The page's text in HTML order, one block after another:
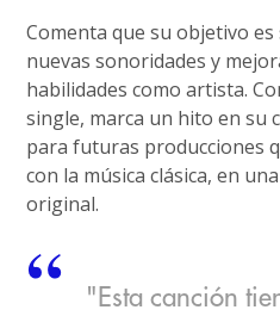
Comenta que su objetivo
nuevas sonoridades y
habilidades como artista.
single, marca un hito en su
para futuras producciones
con la música clásica, en
original.
"Esta canción